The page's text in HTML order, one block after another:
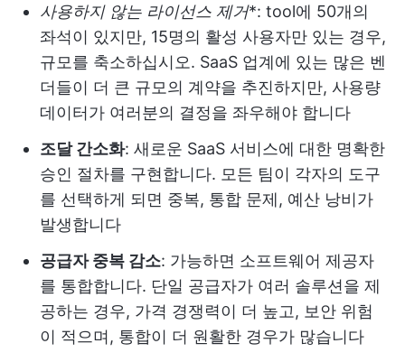
사용하지 않는 라이선스 제거*: tool에 50개의
좌석이 있지만, 15명의 활성 사용자만 있는 경우,
규모를 축소하십시오. SaaS 업계에 있는 많은 벤
더들이 더 큰 규모의 계약을 추진하지만, 사용량
데이터가 여러분의 결정을 좌우해야 합니다
조달 간소화: 새로운 SaaS 서비스에 대한 명확한
승인 절차를 구현합니다. 모든 팀이 각자의 도구
를 선택하게 되면 중복, 통합 문제, 예산 낭비가
발생합니다
공급자 중복 감소: 가능하면 소프트웨어 제공자
를 통합합니다. 단일 공급자가 여러 솔루션을 제
공하는 경우, 가격 경쟁력이 더 높고, 보안 위험
이 적으며, 통합이 더 원활한 경우가 많습니다